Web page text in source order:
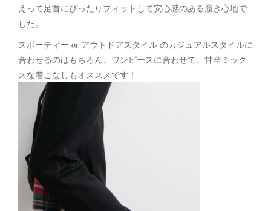
えって足首にぴったりフィットして安心感のある履き心地で
した。
スポーティー or アウトドアスタイル のカジュアルスタイルに
合わせるのはもちろん、ワンピースに合わせて、甘辛ミック
スな着こなしもオススメです！